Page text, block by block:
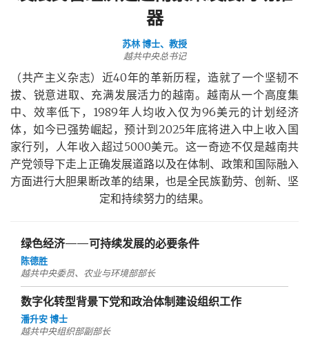
器
苏林 博士、教授
越共中央总书记
（共产主义杂志）近40年的革新历程，造就了一个坚韧不
拔、锐意进取、充满发展活力的越南。越南从一个高度集
中、效率低下，1989年人均收入仅为96美元的计划经济
体，如今已强势崛起，预计到2025年底将进入中上收入国
家行列，人年收入超过5000美元。这一奇迹不仅是越南共
产党领导下走上正确发展道路以及在体制、政策和国际融入
方面进行大胆果断改革的结果，也是全民族勤劳、创新、坚
定和持续努力的结果。
绿色经济——可持续发展的必要条件
陈德胜
越共中央委员、农业与环境部部长
数字化转型背景下党和政治体制建设组织工作
潘升安 博士
越共中央组织部副部长